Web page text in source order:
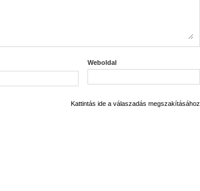
Weboldal
Kattintás ide a válaszadás megszakításához